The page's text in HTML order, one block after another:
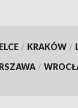
/ KRAKÓW /
/